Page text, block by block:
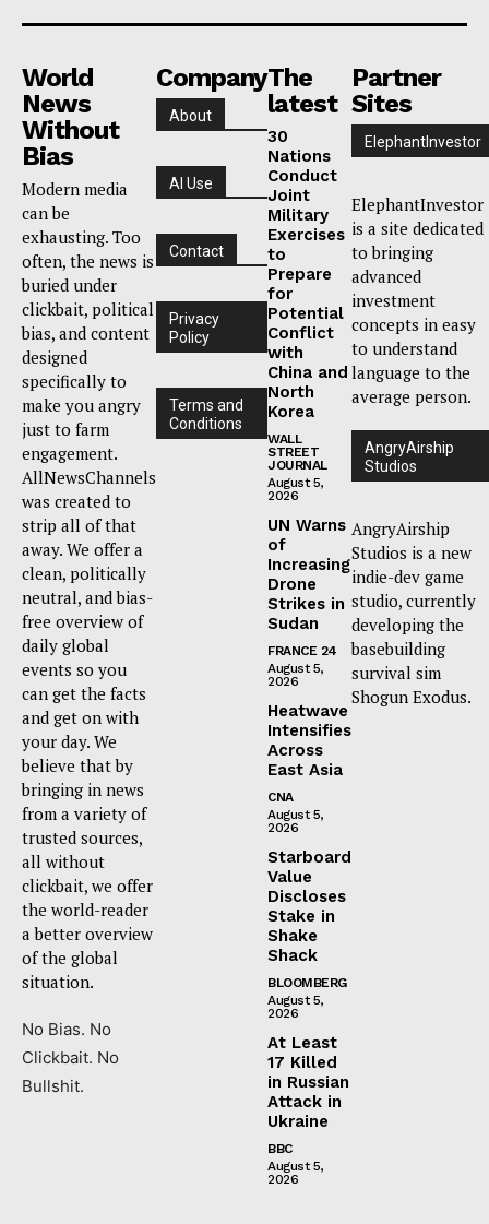
World
News
Without
Bias
Modern media
can be
exhausting. Too
often, the news is
buried under
clickbait, political
bias, and content
designed
specifically to
make you angry
just to farm
engagement.
AllNewsChannels
was created to
strip all of that
away. We offer a
clean, politically
neutral, and bias-
free overview of
daily global
events so you
can get the facts
and get on with
your day. We
believe that by
bringing in news
from a variety of
trusted sources,
all without
clickbait, we offer
the world-reader
a better overview
of the global
situation.
No Bias. No
Clickbait. No
Bullshit.
Company
About
AI Use
Contact
Privacy
Policy
Terms and
Conditions
The
latest
30
Nations
Conduct
Joint
Military
Exercises
to
Prepare
for
Potential
Conflict
with
China and
North
Korea
WALL
STREET
JOURNAL
August 5,
2026
UN Warns
of
Increasing
Drone
Strikes in
Sudan
FRANCE 24
August 5,
2026
Heatwave
Intensifies
Across
East Asia
CNA
August 5,
2026
Starboard
Value
Discloses
Stake in
Shake
Shack
BLOOMBERG
August 5,
2026
At Least
17 Killed
in Russian
Attack in
Ukraine
BBC
August 5,
2026
Partner
Sites
ElephantInvestor
ElephantInvestor
is a site dedicated
to bringing
advanced
investment
concepts in easy
to understand
language to the
average person.
AngryAirship
Studios
AngryAirship
Studios is a new
indie-dev game
studio, currently
developing the
basebuilding
survival sim
Shogun Exodus.